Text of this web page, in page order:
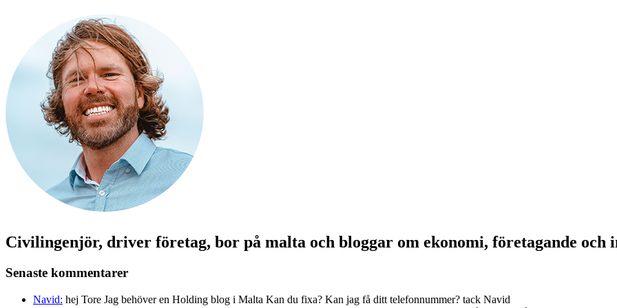
Civilingenjör, driver företag, bor på malta och bloggar om ekonomi, företagande och
Senaste kommentarer
Navid: hej Tore Jag behöver en Holding blog i Malta Kan du fixa? Kan jag få ditt telefonnummer? tack Navid